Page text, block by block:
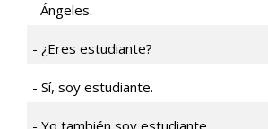
Ángeles.
¿Eres estudiante?
Sí, soy estudiante.
Yo también soy estudiante.